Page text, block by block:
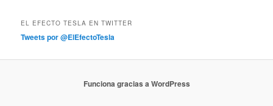
EL EFECTO TESLA EN TWITTER
Tweets por @ElEfectoTesla
Funciona gracias a WordPress